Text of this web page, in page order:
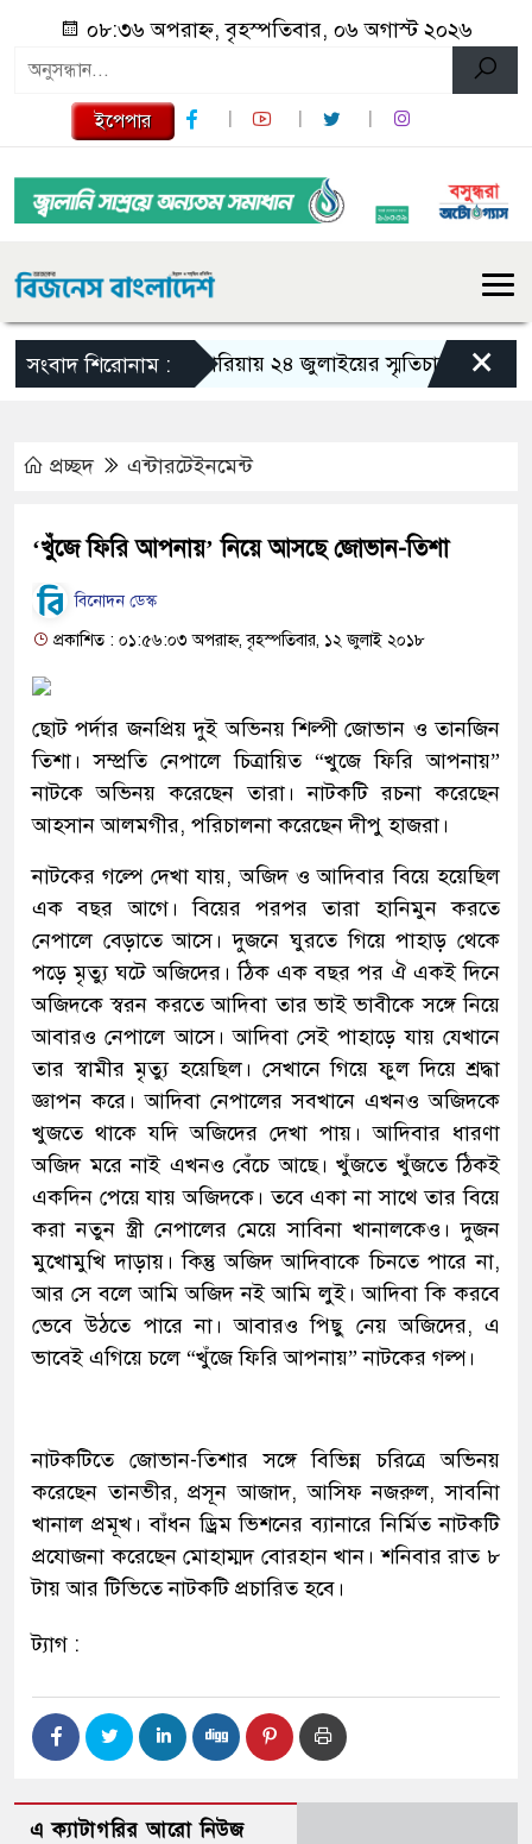
০৮:৩৬ অপরাহ্ন, বৃহস্পতিবার, ০৬ অগাস্ট ২০২৬
ইপেপার
সংবাদ শিরোনাম :গজারিয়ায় ২৪ জুলাইয়ের স্মৃতিচারণ: গুমের×
প্রচ্ছদ এন্টারটেইনমেন্ট
‘খুঁজে ফিরি আপনায়’ নিয়ে আসছে জোভান-তিশা
বিনোদন ডেস্ক
প্রকাশিত : ০১:৫৬:০৩ অপরাহ্ন, বৃহস্পতিবার, ১২ জুলাই ২০১৮
ছোট পর্দার জনপ্রিয় দুই অভিনয় শিল্পী জোভান ও তানজিন
তিশা। সম্প্রতি নেপালে চিত্রায়িত “খুজে ফিরি আপনায়”
নাটকে অভিনয় করেছেন তারা। নাটকটি রচনা করেছেন
আহসান আলমগীর, পরিচালনা করেছেন দীপু হাজরা।
নাটকের গল্পে দেখা যায়, অজিদ ও আদিবার বিয়ে হয়েছিল
এক বছর আগে। বিয়ের পরপর তারা হানিমুন করতে
নেপালে বেড়াতে আসে। দুজনে ঘুরতে গিয়ে পাহাড় থেকে
পড়ে মৃত্যু ঘটে অজিদের। ঠিক এক বছর পর ঐ একই দিনে
অজিদকে স্বরন করতে আদিবা তার ভাই ভাবীকে সঙ্গে নিয়ে
আবারও নেপালে আসে। আদিবা সেই পাহাড়ে যায় যেখানে
তার স্বামীর মৃত্যু হয়েছিল। সেখানে গিয়ে ফুল দিয়ে শ্রদ্ধা
জ্ঞাপন করে। আদিবা নেপালের সবখানে এখনও অজিদকে
খুজতে থাকে যদি অজিদের দেখা পায়। আদিবার ধারণা
অজিদ মরে নাই এখনও বেঁচে আছে। খুঁজতে খুঁজতে ঠিকই
একদিন পেয়ে যায় অজিদকে। তবে একা না সাথে তার বিয়ে
করা নতুন স্ত্রী নেপালের মেয়ে সাবিনা খানালকেও। দুজন
মুখোমুখি দাড়ায়। কিন্তু অজিদ আদিবাকে চিনতে পারে না,
আর সে বলে আমি অজিদ নই আমি লুই। আদিবা কি করবে
ভেবে উঠতে পারে না। আবারও পিছু নেয় অজিদের, এ
ভাবেই এগিয়ে চলে “খুঁজে ফিরি আপনায়” নাটকের গল্প।
নাটকটিতে জোভান-তিশার সঙ্গে বিভিন্ন চরিত্রে অভিনয়
করেছেন তানভীর, প্রসূন আজাদ, আসিফ নজরুল, সাবনিা
খানাল প্রমূখ। বাঁধন ড্রিম ভিশনের ব্যানারে নির্মিত নাটকটি
প্রযোজনা করেছেন মোহাম্মদ বোরহান খান। শনিবার রাত ৮
টায় আর টিভিতে নাটকটি প্রচারিত হবে।
ট্যাগ :
এ ক্যাটাগরির আরো নিউজ